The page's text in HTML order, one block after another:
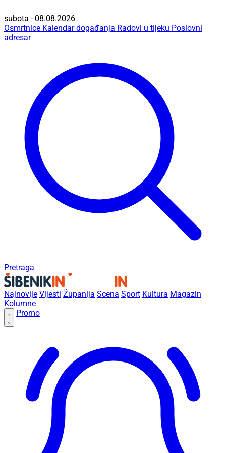
subota - 08.08.2026
Osmrtnice Kalendar događanja Radovi u tijeku Poslovni
adresar
Pretraga
Najnovije Vijesti Županija Scena Sport Kultura Magazin
Kolumne
Promo